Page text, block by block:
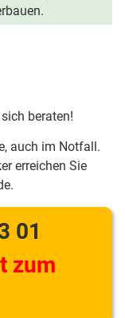
beraten!
auch im Notfall.
erreichen Sie
01
zum